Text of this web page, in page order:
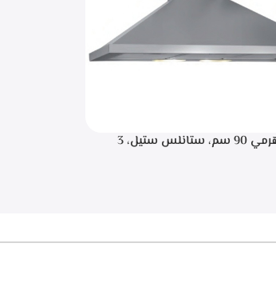
.البا شفاط هرمي 90 سم، ستانلس ستيل، 3